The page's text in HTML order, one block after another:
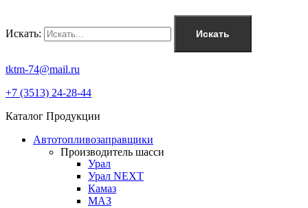
Искать: Искать
tktm-74@mail.ru
+7 (3513) 24-28-44
Каталог Продукции
Автотопливозаправщики
Производитель шасси
Урал
Урал NEXT
Камаз
МАЗ